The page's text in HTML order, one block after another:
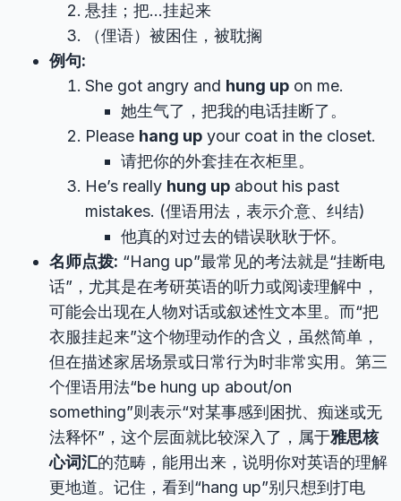
悬挂；把…挂起来
（俚语）被困住，被耽搁
例句:
She got angry and hung up on me.
她生气了，把我的电话挂断了。
Please hang up your coat in the closet.
请把你的外套挂在衣柜里。
He’s really hung up about his past
mistakes. (俚语用法，表示介意、纠结)
他真的对过去的错误耿耿于怀。
名师点拨: “Hang up”最常见的考法就是“挂断电
话”，尤其是在考研英语的听力或阅读理解中，
可能会出现在人物对话或叙述性文本里。而“把
衣服挂起来”这个物理动作的含义，虽然简单，
但在描述家居场景或日常行为时非常实用。第三
个俚语用法“be hung up about/on
something”则表示“对某事感到困扰、痴迷或无
法释怀”，这个层面就比较深入了，属于雅思核
心词汇的范畴，能用出来，说明你对英语的理解
更地道。记住，看到“hang up”别只想到打电